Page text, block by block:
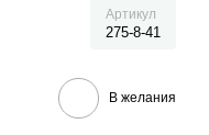
Артикул
275-8-41
В желания